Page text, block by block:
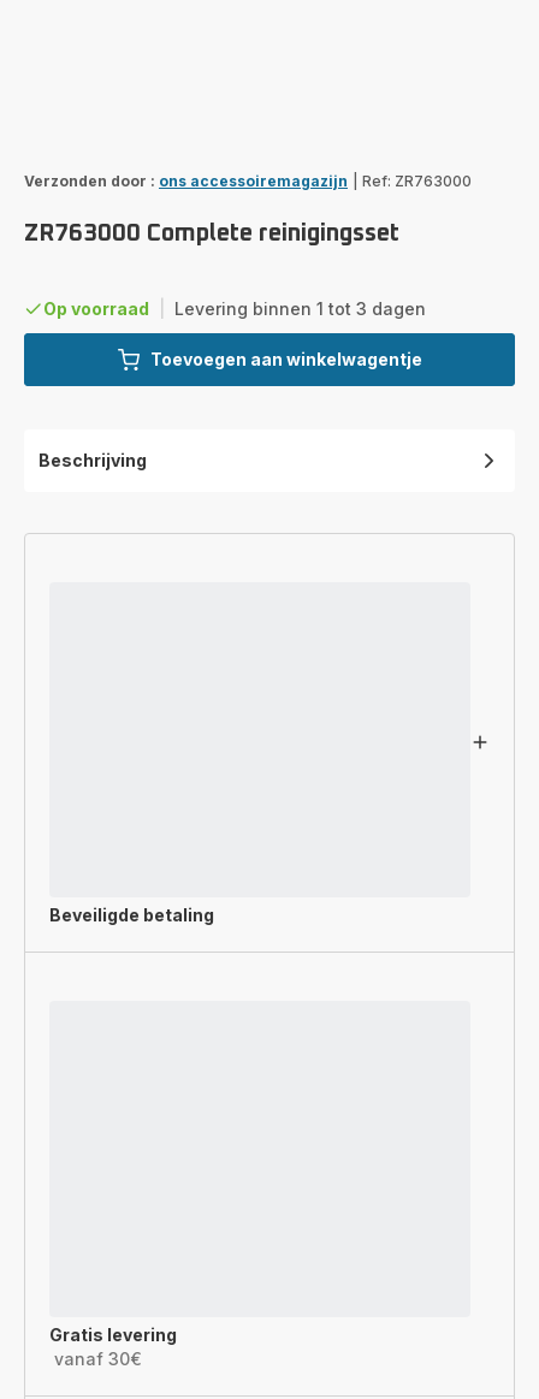
Verzonden door : ons accessoiremagazijn Ref: ZR763000
ZR763000 Complete reinigingsset
Op voorraad Levering binnen 1 tot 3 dagen
Toevoegen aan winkelwagentje
Beschrijving
Beveiligde betaling
Gratis levering
vanaf 30€